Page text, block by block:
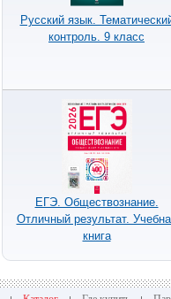
Русский язык.
контроль. 9 класс
ЕГЭ. Обществознание.
Отличный результат.
книга